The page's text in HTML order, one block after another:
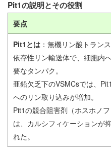
Pit1の説明とその役割
要点
Pit1とは ：無機リン酸トラン
依存性リン輸送体で、細胞内
要なタンパク。
亜鉛欠乏下のVSMCsでは、
へのリン取り込みが増加。
Pit1の競合阻害剤（ホスホノ
は、カルシフィケーションが
れた。